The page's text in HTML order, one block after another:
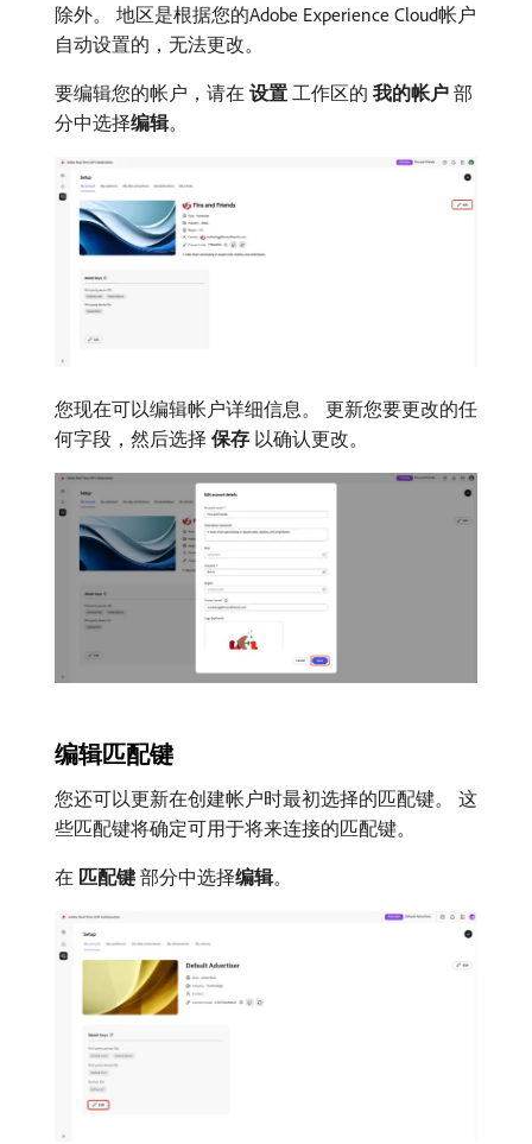
除外。 地区是根据您的Adobe Experience Cloud帐户
自动设置的，无法更改。
要编辑您的帐户，请在​ 设置 ​工作区的​ 我的帐户 ​部
分中选择​编辑。
您现在可以编辑帐户详细信息。 更新您要更改的任
何字段，然后选择​ 保存 ​以确认更改。
编辑匹配键
您还可以更新在创建帐户时最初选择的匹配键。 这
些匹配键将确定可用于将来连接的匹配键。
在​ 匹配键 ​部分中选择​编辑。